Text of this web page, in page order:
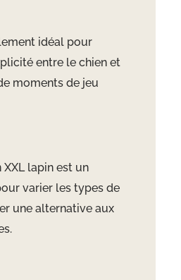
idéal pour
entre le chien et
moments de jeu
XXL lapin est un
varier les types de
une alternative aux